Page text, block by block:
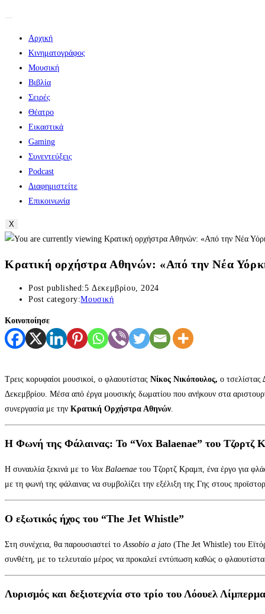
Αρχική
Κινηματογράφος
Μουσική
Βιβλία
Σειρές
Θέατρο
Εικαστικά
Gaming
Συνεντεύξεις
Podcast
Διαφημιστείτε
Επικοινωνία
X
Κρατική ορχήστρα Αθηνών: «Από την Νέα
Post published:5 Δεκεμβρίου, 2024
Post category:Μουσική
Κοινοποίησε
Τρεις κορυφαίοι μουσικοί, ο φλαουτίστας Νίκος Νικόπουλος, ο τσελίστας
Δεκεμβρίου. Μέσα από έργα μουσικής δωματίου που ανήκουν στα
συνεργασία με την Κρατική Ορχήστρα Αθηνών
Η Φωνή της Φάλαινας: Το “Vox Balaenae” του Τζορτζ
Η συναυλία ξεκινά με το Vox Balaenae του Τζορτζ Κραμπ, ένα έργο για
με τη φωνή της φάλαινας να συμβολίζει την εξέλιξη της Γης στους
Ο εξωτικός ήχος του “The Jet Whistle”
Στη συνέχεια, θα παρουσιαστεί το Assobio a jato (The Jet Whistle) του
συνθέτη, με το τελευταίο μέρος να προκαλεί εντύπωση καθώς ο
Λυρισμός και δεξιοτεχνία στο τρίο του Λόουελ